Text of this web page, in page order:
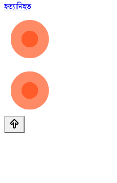
হত্যানিহত